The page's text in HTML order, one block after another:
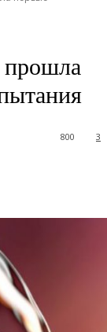
прошла
3
800